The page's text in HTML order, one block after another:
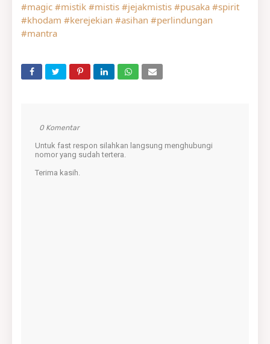
#magic #mistik #mistis #jejakmistis #pusaka #spirit
#khodam #kerejekian #asihan #perlindungan
#mantra
0 Komentar
Untuk fast respon silahkan langsung menghubungi
nomor yang sudah tertera.
Terima kasih.